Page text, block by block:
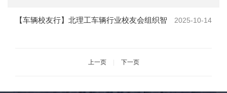
观交流 2025-10-14
【车辆校友行】北理工车辆行业校友会组织智
上一页 | 下一页